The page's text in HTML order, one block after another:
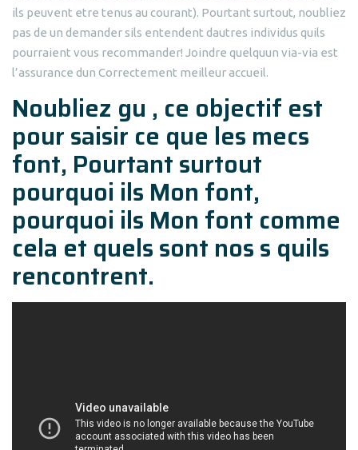
ils peuvent etre tenus au courant). Pourtant surtout, noubliez
pas de un demander sils entendent dautres individus quils
pourraient vous recommander! Joindre quelquun via-via est
l’assurance dun Correctement meilleur accueil.
Noubliez gu , ce objectif est
pour saisir ce que les mecs
font, Pourtant surtout
pourquoi ils Mon font,
pourquoi ils Mon font comme
cela et quels sont nos s quils
rencontrent.